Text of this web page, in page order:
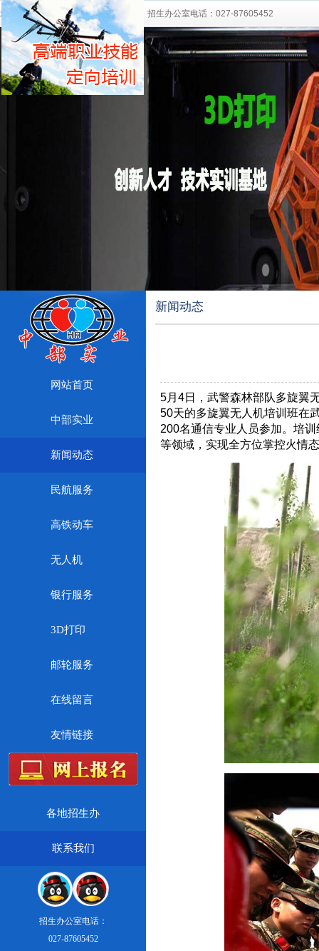
欢迎访问湖北中部职业培训学校网站！ 招生办公室电话：027-87605452
网站首页
中部实业
新闻动态
民航服务
高铁动车
无人机
银行服务
3D打印
邮轮服务
在线留言
友情链接
各地招生办
联系我们
招生办公室电话：
027-87605452
新闻动态
5月4日，武警森林部队多旋翼
50天的多旋翼无人机培训班在
200名通信专业人员参加。培
等领域，实现全方位掌控火情